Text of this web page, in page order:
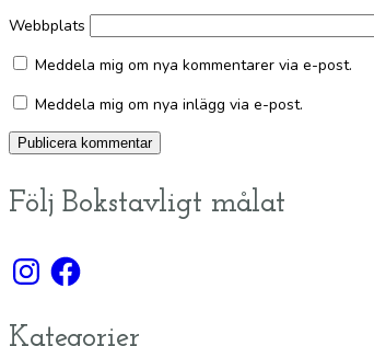
Webbplats
Meddela mig om nya kommentarer via e-post.
Meddela mig om nya inlägg via e-post.
Följ Bokstavligt målat
InstagramFacebook
Kategorier